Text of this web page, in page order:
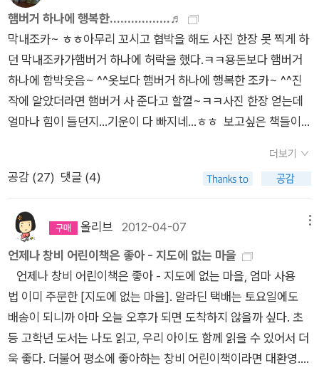
온기가 무엇인지 깊은 깨달음을 안겨줍니다.■ 간밤의 단상중학
교에 막 입학했을 무렵, 친한 이모가 서너 권의 책을 예쁘게 포장
해 엄마에게 보내주셨습니다.그중 한 권이 바로 『괭이부리말 아
이들』이었죠.「깜둥바가지 아줌마」를 읽고 펑펑 울었던 이후, 책
한 권에 이렇게까지 울어본 건 그때가 처음이었습니다.책장을 덮
었을 땐 이미 두 눈이 벌겋게 달아올라 있었고 그 순간 저는 「깜둥
바가지 아줌마」에 이어 이 책이 준 울림으로 언젠가 독자의 마음
을 울릴 소설을 꼭 쓰겠다고 다짐했습니다.책 속의 아이들은 누구
하나 평탄한 삶을 살아본 적이 없습니다.부모의 부재와 폭력, 가
에서 서로의 버팀목이 되어주며 묘하게 단단함을 잃지 않았습니
다.그들은 함께 밥을 먹고 싸우고 다시 화해하며 스스로 가족이라
는 울타리를 만들어냅니다.그 울타리는 피로 맺어진 관계보다 더
끈끈하고 더 견고합니다.읽는 동안 마음이 무겁다가도 그 무게 한
가운데서 불쑥 반짝이는 웃음을 발견하면 울컥하게 됩니다.아이
들의 용기는 거창하지 않았습니다.그저 오늘 하루를 살아내는 것,
그것이 전부이자 전부였습니다.이 이야기는 아이들만의 이야기
가 아니라 어른인 우리 모두의 이야기일지도 모릅니다.세상 한켠
햄버거 하나에 행복한.................♬
막내조카~ ㅎㅎ아무리 꼬시고 협박을 해도 사진 한장 못 찍게 하
던 막내조카가햄버거 하나에 허락을 했다.ㅋㅋ용돈보다 햄버거
하나에 함박웃음~ ^^옷보다 햄버거 하나에 행복한 조카~ ^^진
작에 알았더라면 햄버거 사 준다고 할껄~ㅋㅋ사진 한장 얻는데
얼마나 힘이 들던지...기운이 다 빠지네...ㅎㅎ 보고싶은 책들이
~ 다음은 이금이 작가님의 책들이다. 여기까지
지 모르겠다.^^;;그렇다고 당장 구매서 보는 것도 아닌데...ㅎㅎ
더보기
공감 (27) 댓글 (4)
올리브 2012-04-07
언제나 창비 어린이책은 좋아 - 지도에 없는 마을
언제나 창비 어린이책은 좋아 - 지도에 없는 마을, 엄마 사용
법 이미 주문한 [지도에 없는 마을]. 알라딘 택배는 토요일에도
배송이 되니까 아마 오늘 오후가 되면 도착하지 않을까 싶다. 초
등 고학년 도서는 나도 읽고, 우리 아이도 함께 읽을 수 있어서 더
욱 좋다. 더불어 평소에 좋아하는 창비 어린이책이라면 대환영.